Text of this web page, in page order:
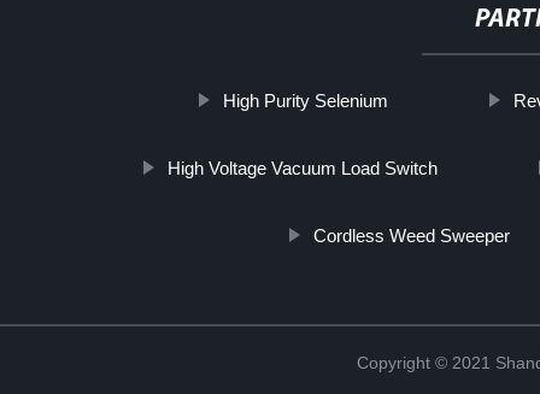
High Purity Selenium
High Voltage Vacuum Load Switch
Cordless Weed Sweeper
Copyright © 2021